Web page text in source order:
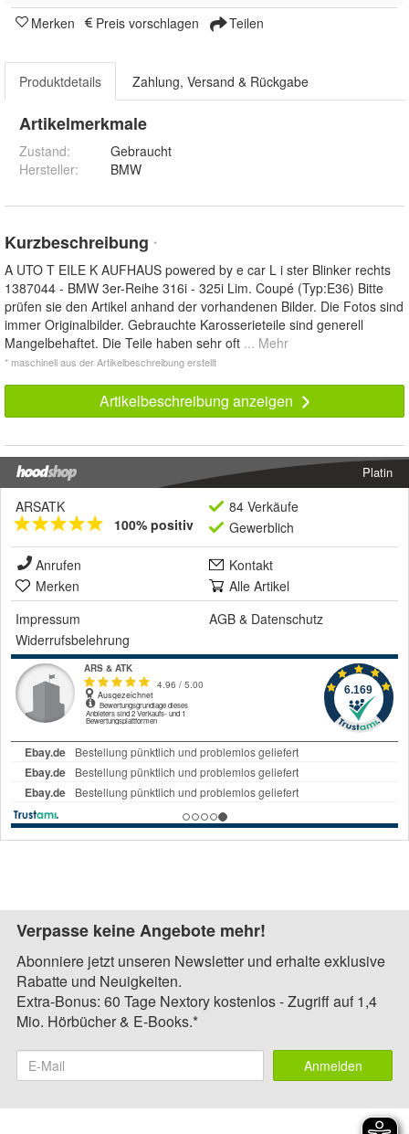
Merken Preis vorschlagen Teilen
Produktdetails Zahlung, Versand & Rückgabe
Artikelmerkmale
Zustand:
Gebraucht
Hersteller: BMW
Kurzbeschreibung *
A UTO T EILE K AUFHAUS powered by e car L i ster Blinker rechts
1387044 - BMW 3er-Reihe 316i - 325i Lim. Coupé (Typ:E36) Bitte
prüfen sie den Artikel anhand der vorhandenen Bilder. Die Fotos sind
immer Originalbilder. Gebrauchte Karosserieteile sind generell
Mangelbehaftet. Die Teile haben sehr oft ... Mehr
* maschinell aus der Artikelbeschreibung erstellt
Artikelbeschreibung anzeigen
Platin
ARSATK
100% positiv
84 Verkäufe
Gewerblich
Anrufen
Kontakt
Merken
Alle Artikel
Impressum
AGB & Datenschutz
Widerrufsbelehrung
Verpasse keine Angebote mehr!
Abonniere jetzt unseren Newsletter und erhalte exklusive
Rabatte und Neuigkeiten.
Extra-Bonus: 60 Tage Nextory kostenlos - Zugriff auf 1,4
Mio. Hörbücher & E-Books.*
Anmelden